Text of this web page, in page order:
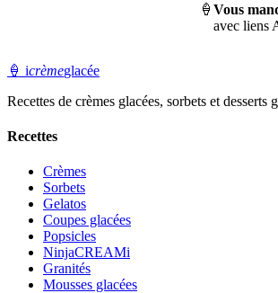
🍦 Vous
avec liens
🍦 icrèmeglacée
Recettes de crèmes glacées, sorbets et
Recettes
Crèmes
Sorbets
Gelatos
Coupes glacées
Popsicles
NinjaCREAMi
Granités
Mousses glacées